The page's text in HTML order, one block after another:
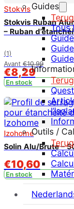
Guides
Terug
Tous
Terug
Outils /
Terug
Stokvis
Stokvis Ruban
– Ruban
(1)
Avant €10,99
€8,29
En stock
Izohome
Solin Alu/Brute –
€10,60
En stock